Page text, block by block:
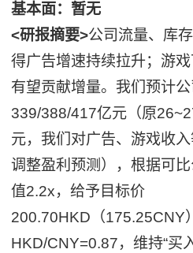
基本面：暂无
<研报摘要>公司流量、库
得广告增速持续拉升；游戏
有望贡献增量。我们预计
339/388/417亿元（原
元，我们对广告、游戏收
调整盈利预测），根据可
值2.2x，给予目标价
200.70HKD（175.25CNY
HKD/CNY=0.87，维持“买入